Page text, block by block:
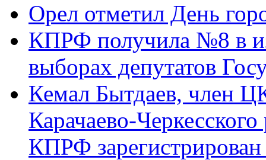
Орел отметил День
КПРФ получила №8 в
выборах депутатов
Кемал Бытдаев, член
Карачаево-
КПРФ